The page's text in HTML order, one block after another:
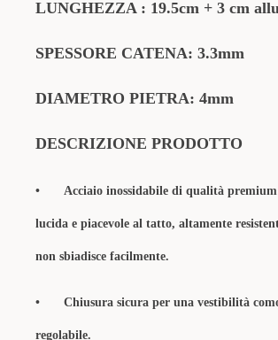
LUNGHEZZA : 19.5cm + 3 cm
SPESSORE CATENA: 3.3mm
DIAMETRO PIETRA: 4mm
DESCRIZIONE PRODOTTO
• Acciaio inossidabile di qualità
lucida e piacevole al tatto, altamente
non sbiadisce facilmente.
• Chiusura sicura per una vestibilità
regolabile.